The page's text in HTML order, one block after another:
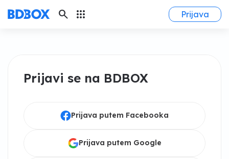
search apps Prijava
Prijavi se na BDBOX
Prijava putem Facebooka
Prijava putem Google